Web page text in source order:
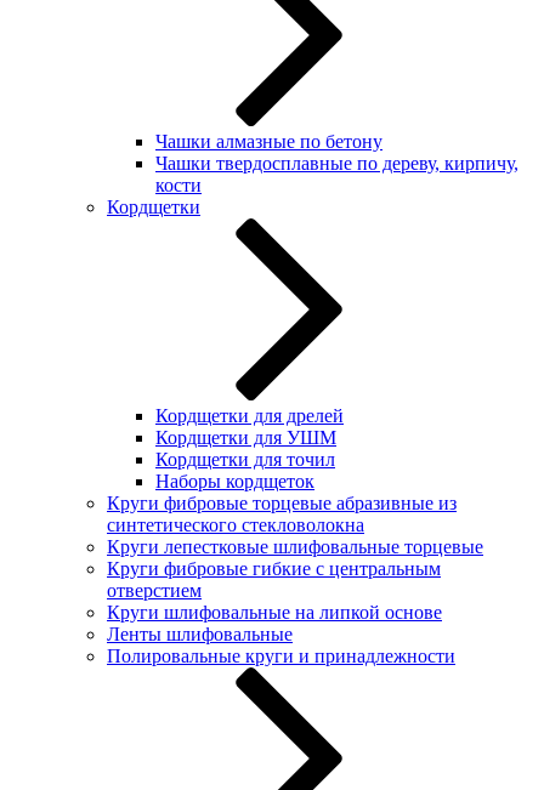
Чашки алмазные по бетону
Чашки твердосплавные по дереву, кирпичу,
кости
Кордщетки
Кордщетки для дрелей
Кордщетки для УШМ
Кордщетки для точил
Наборы кордщеток
Круги фибровые торцевые абразивные из
синтетического стекловолокна
Круги лепестковые шлифовальные торцевые
Круги фибровые гибкие с центральным
отверстием
Круги шлифовальные на липкой основе
Ленты шлифовальные
Полировальные круги и принадлежности